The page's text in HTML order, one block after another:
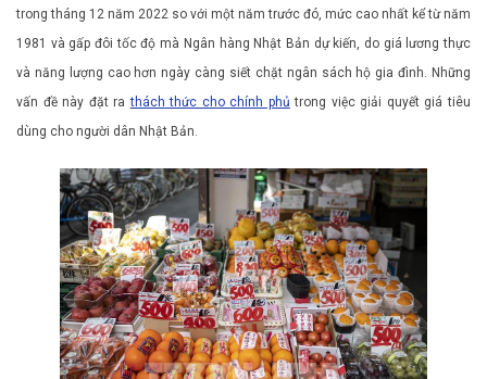
trong tháng 12 năm 2022 so với một năm trước đó, mức cao nhất kể từ năm
1981 và gấp đôi tốc độ mà Ngân hàng Nhật Bản dự kiến, do giá lương thực
và năng lượng cao hơn ngày càng siết chặt ngân sách hộ gia đình. Những
vấn đề này đặt rathách thức cho chính phủ trong việc giải quyết giá tiêu
dùng cho người dân Nhật Bản.